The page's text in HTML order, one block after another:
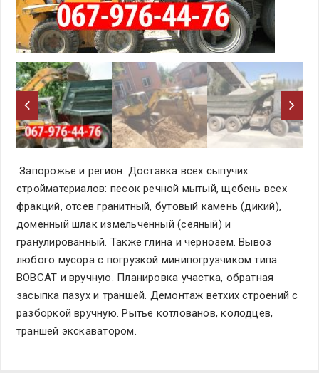
Запорожье и регион. Доставка всех сыпучих
стройматериалов: песок речной мытый, щебень всех
фракций, отсев гранитный, бутовый камень (дикий),
доменный шлак измельченный (сеяный) и
гранулированный. Также глина и чернозем. Вывоз
любого мусора с погрузкой минипогрузчиком типа
ВОВСАТ и вручную. Планировка участка, обратная
засыпка пазух и траншей. Демонтаж ветхих строений с
разборкой вручную. Рытье котлованов, колодцев,
траншей экскаватором.